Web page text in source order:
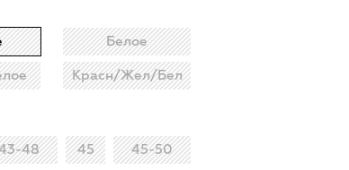
Белое
Красн/Жел/Бел
48 45 45-50